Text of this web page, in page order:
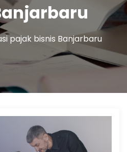
pajak bisnis Banjarbaru